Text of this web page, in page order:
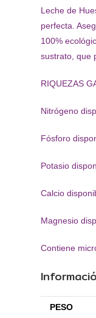
Leche de
perfecta.
100%
sustrato, que
RIQUEZAS
Nitrógeno
Fósforo
Potasio
Calcio
Magnesio
Contiene
PESO